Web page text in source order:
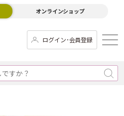
オンラインショップ
ログイン･会員登録